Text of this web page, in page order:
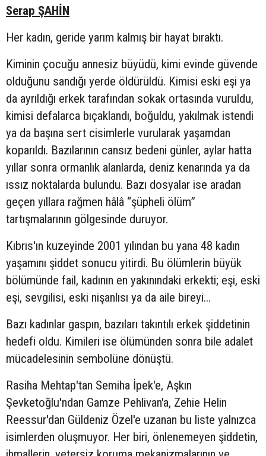
Serap ŞAHİN
Her kadın, geride yarım kalmış bir hayat bıraktı.
Kiminin çocuğu annesiz büyüdü, kimi evinde güvende
olduğunu sandığı yerde öldürüldü. Kimisi eski eşi ya
da ayrıldığı erkek tarafından sokak ortasında vuruldu,
kimisi defalarca bıçaklandı, boğuldu, yakılmak istendi
ya da başına sert cisimlerle vurularak yaşamdan
koparıldı. Bazılarının cansız bedeni günler, aylar hatta
yıllar sonra ormanlık alanlarda, deniz kenarında ya da
ıssız noktalarda bulundu. Bazı dosyalar ise aradan
geçen yıllara rağmen hâlâ “şüpheli ölüm”
tartışmalarının gölgesinde duruyor.
Kıbrıs'ın kuzeyinde 2001 yılından bu yana 48 kadın
yaşamını şiddet sonucu yitirdi. Bu ölümlerin büyük
bölümünde fail, kadının en yakınındaki erkekti; eşi, eski
eşi, sevgilisi, eski nişanlısı ya da aile bireyi...
Bazı kadınlar gaspın, bazıları takıntılı erkek şiddetinin
hedefi oldu. Kimileri ise ölümünden sonra bile adalet
mücadelesinin sembolüne dönüştü.
Rasiha Mehtap'tan Semiha İpek'e, Aşkın
Şevketoğlu'ndan Gamze Pehlivan'a, Zehie Helin
Reessur'dan Güldeniz Özel'e uzanan bu liste yalnızca
isimlerden oluşmuyor. Her biri, önlenemeyen şiddetin,